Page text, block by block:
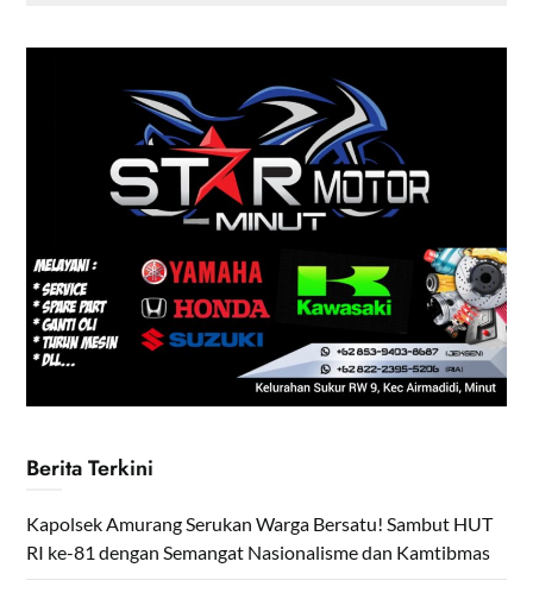
Berita Terkini
Kapolsek Amurang Serukan Warga Bersatu! Sambut HUT
RI ke-81 dengan Semangat Nasionalisme dan Kamtibmas